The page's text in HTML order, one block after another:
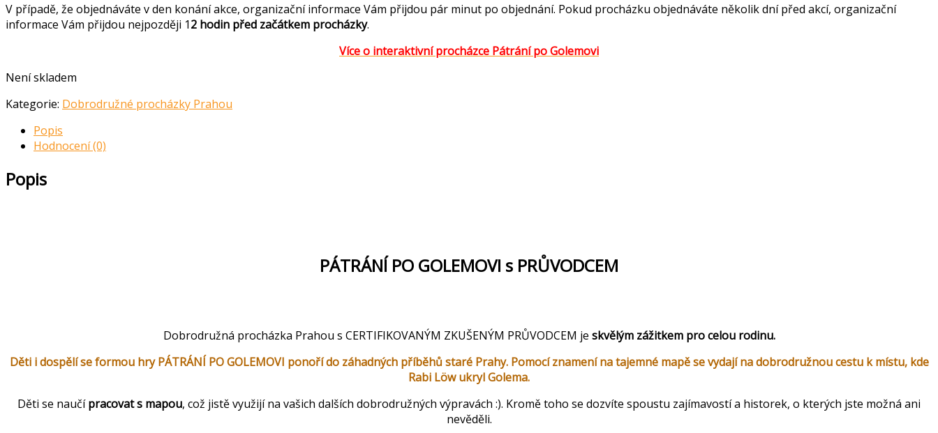
V případě, že objednáváte v den konání akce, organizační informace Vám přijdou pár minut po objednání. Pokud procházku objednáváte několik dní před akcí, organizační
informace Vám přijdou nejpozději 12 hodin před začátkem procházky.
Více o interaktivní procházce Pátrání po Golemovi
Není skladem
Kategorie: Dobrodružné procházky Prahou
Popis
Hodnocení (0)
Popis
PÁTRÁNÍ PO GOLEMOVI s PRŮVODCEM
Dobrodružná procházka Prahou s CERTIFIKOVANÝM ZKUŠENÝM PRŮVODCEM je skvělým zážitkem pro celou rodinu.
Děti i dospělí se formou hry PÁTRÁNÍ PO GOLEMOVI ponoří do záhadných příběhů staré Prahy. Pomocí znamení na tajemné mapě se vydají na dobrodružnou cestu k místu, kde
Rabi Löw ukryl Golema.
Děti se naučípracovat s mapou, což jistě využijí na vašich dalších dobrodružných výpravách :). Kromě toho se dozvíte spoustu zajímavostí a historek, o kterých jste možná ani
nevěděli.